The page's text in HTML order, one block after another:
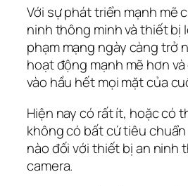
Với sự phát triển mạnh mẽ
ninh thông minh và thiết bị
phạm mạng ngày càng trở
hoạt động mạnh mẽ hơn
vào hầu hết mọi mặt của
Hiện nay có rất ít, hoặc có
không có bất cứ tiêu
nào đối với thiết bị an ninh
camera.